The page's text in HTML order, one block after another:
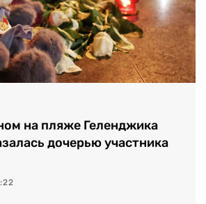
на пляже Геленджика
дочерью участника